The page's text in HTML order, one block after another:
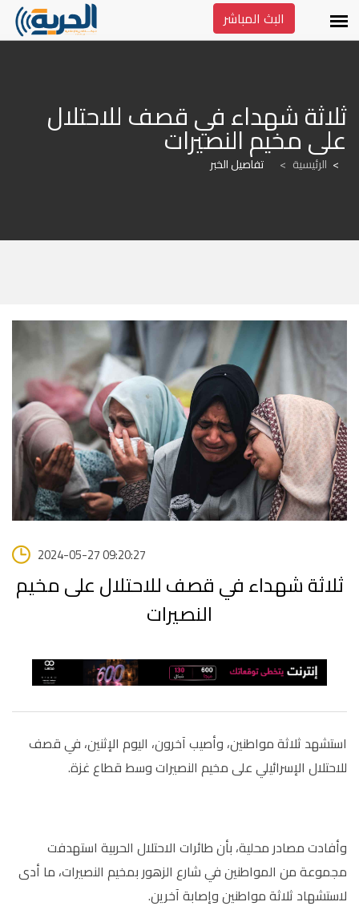
البث المباشر
على مخيم النصيرات
الرئيسية > تفاصيل الخبر
2024-05-27 09:20:27
ثلاثة شهداء في قصف للاحتلال على مخيم
النصيرات
استشهد ثلاثة مواطنين، وأصيب آخرون، اليوم الإثنين، في قصف
للاحتلال الإسرائيلي على مخيم النصيرات وسط قطاع غزة.
وأفادت مصادر محلية، بأن طائرات الاحتلال الحربية استهدفت
مجموعة من المواطنين في شارع الزهور بمخيم النصيرات، ما أدى
لاستشهاد ثلاثة مواطنين وإصابة آخرين.